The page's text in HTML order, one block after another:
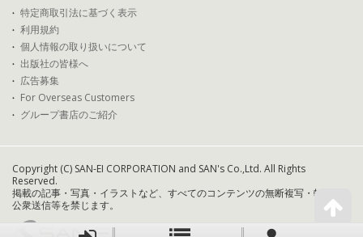
特定商取引法に基づく表示
利用規約
個人情報の取り扱いについて
出版社の皆様へ
広告募集
For Overseas Customers
グループ書店のご紹介
Copyright (C) SAN-EI CORPORATION and SAN's Co.,Ltd. All Rights
Reserved.
掲載の記事・写真・イラストなど、すべてのコンテンツの無断複写・転載・
公衆送信等を禁じます。